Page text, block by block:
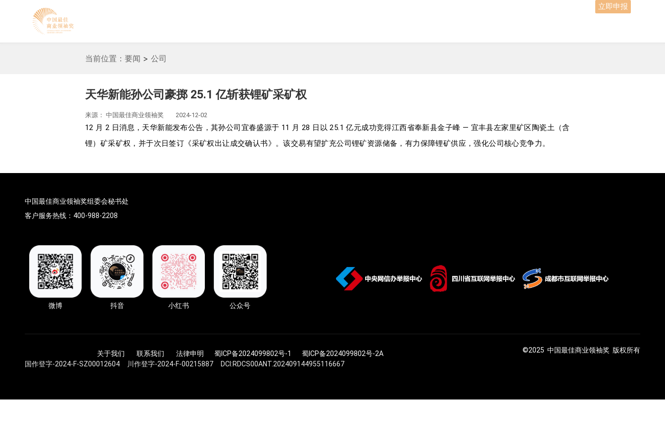
立即申报
当前位置： 要闻 > 公司
天华新能孙公司豪掷 25.1 亿斩获锂矿采矿权
来源： 中国最佳商业领袖奖 2024-12-02
12 月 2 日消息，天华新能发布公告，其孙公司宜春盛源于 11 月 28 日以 25.1 亿元成功竞得江西省奉新县金子峰 — 宜丰县左家里矿区陶瓷土（含
锂）矿采矿权，并于次日签订《采矿权出让成交确认书》。该交易有望扩充公司锂矿资源储备，有力保障锂矿供应，强化公司核心竞争力。
中国最佳商业领袖奖组委会秘书处
客户服务热线：400-988-2208
微博 抖音 小红书 公众号
关于我们 联系我们 法律申明 蜀ICP备2024099802号-1 蜀ICP备2024099802号-2A
©2025 中国最佳商业领袖奖 版权所有
国作登字-2024-F-SZ00012604 川作登字-2024-F-00215887 DCI:RDCS00ANT.202409144955116667